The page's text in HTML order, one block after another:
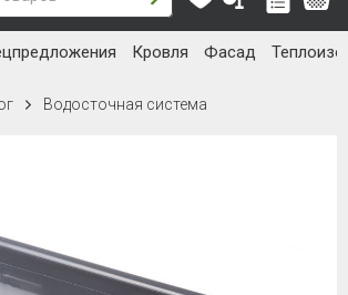
Кровля Фасад
Водосточная система